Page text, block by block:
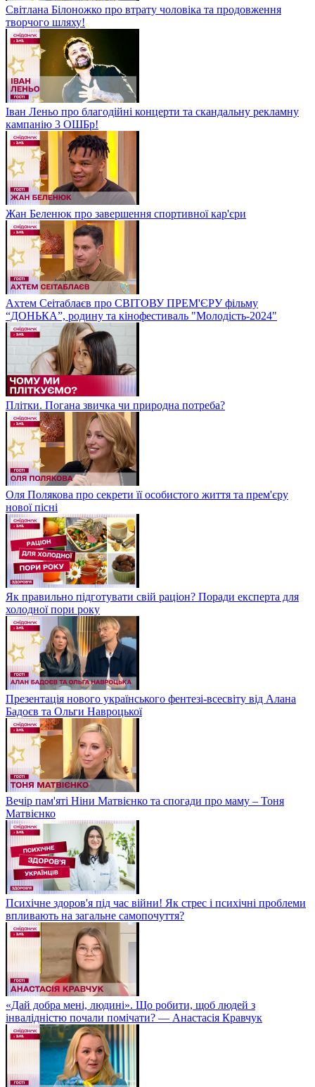
Світлана Білоножко про втрату чоловіка та продовження
творчого шляху!
Іван Леньо про благодійні концерти та скандальну рекламну
кампанію 3 ОШБр!
Жан Беленюк про завершення спортивної кар'єри
Ахтем Сеітаблаєв про СВІТОВУ ПРЕМ'ЄРУ фільму
“ДОНЬКА”, родину та кінофестиваль "Молодість-2024"
Плітки. Погана звичка чи природна потреба?
Оля Полякова про секрети її особистого життя та прем'єру
нової пісні
Як правильно підготувати свій раціон? Поради експерта для
холодної пори року
Презентація нового українського фентезі-всесвіту від Алана
Бадоєв та Ольги Навроцької
Вечір пам'яті Ніни Матвієнко та спогади про маму – Тоня
Матвієнко
Психічне здоров'я під час війни! Як стрес і психічні проблеми
впливають на загальне самопочуття?
«Дай добра мені, людині». Що робити, щоб людей з
інвалідністю почали помічати? — Анастасія Кравчук